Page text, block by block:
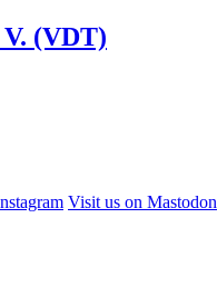
(VDT)
Visit us on Mastodon